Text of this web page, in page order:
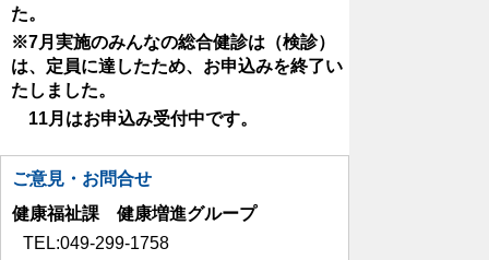
た。
※7月実施のみんなの総合健診は（検診）
は、定員に達したため、お申込みを終了い
たしました。
11月はお申込み受付中です。
ご意見・お問合せ
健康福祉課 健康増進グループ
TEL:049-299-1758